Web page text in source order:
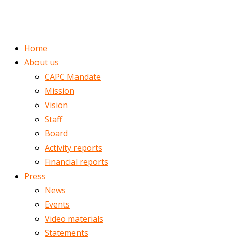
Home
About us
CAPC Mandate
Mission
Vision
Staff
Board
Activity reports
Financial reports
Press
News
Events
Video materials
Statements